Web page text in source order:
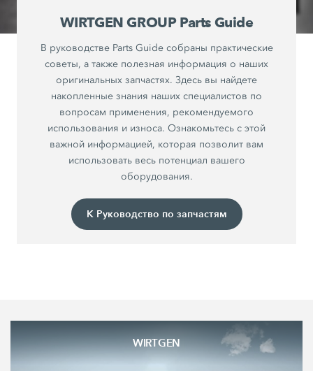
WIRTGEN GROUP Parts Guide
В руководстве Parts Guide собраны практические
советы, а также полезная информация о наших
оригинальных запчастях. Здесь вы найдете
накопленные знания наших специалистов по
вопросам применения, рекомендуемого
использования и износа. Ознакомьтесь с этой
важной информацией, которая позволит вам
использовать весь потенциал вашего
оборудования.
К Руководство по запчастям
WIRTGEN